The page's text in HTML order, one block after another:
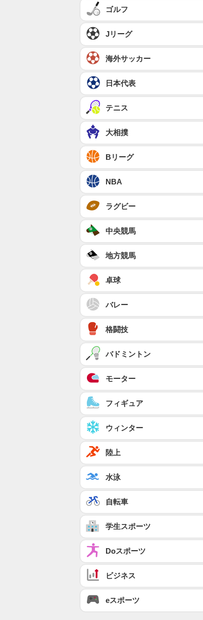
ゴルフ
Jリーグ
海外サッカー
日本代表
テニス
大相撲
Bリーグ
NBA
ラグビー
中央競馬
地方競馬
卓球
バレー
格闘技
バドミントン
モーター
フィギュア
ウィンター
陸上
水泳
自転車
学生スポーツ
Doスポーツ
ビジネス
eスポーツ